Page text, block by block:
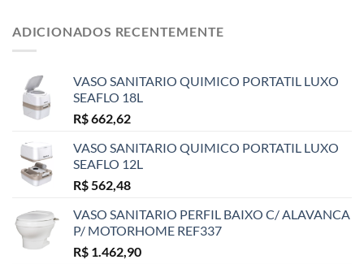
ADICIONADOS RECENTEMENTE
VASO SANITARIO QUIMICO PORTATIL LUXO
SEAFLO 18L
R$662,62
VASO SANITARIO QUIMICO PORTATIL LUXO
SEAFLO 12L
R$562,48
VASO SANITARIO PERFIL BAIXO C/ ALAVANCA
P/ MOTORHOME REF337
R$ 1.462,90